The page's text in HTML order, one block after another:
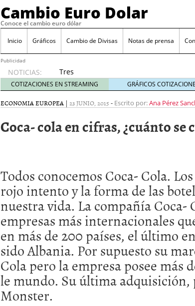
Cambio Euro Dolar
Conoce el cambio euro dólar
Inicio Gráficos Cambio de Divisas Notas de prensa
Publicidad
NOTICIAS:
Tres
escenarios
posibles
para el
las
Informe de mercado: el euro se mantiene
del dólar
21/01/2026
Qué está moviendo hoy el cambio euro-
Contexto del dólar fuerte: próximos
convierten en foco principal para el par
El dólar vive su mayor caída anual desde
más debilidad en 2026 05/01/2026
COTIZACIONES EN STREAMING GRÁFICOS
ECONOMIA EUROPEA | 23 JUNIO, 2015 - Escrito por:Ana Pérez
Coca- cola en cifras, ¿cuánto se
Todos conocemos Coca- Cola.
rojo intento y la forma de las
nuestra vida. La compañía Coca-
empresas más internacionales
en más de 200 países, el último
sido Albania. Por supuesto su
Cola pero la empresa posee más
le mundo. Su última adquisición,
Monster.